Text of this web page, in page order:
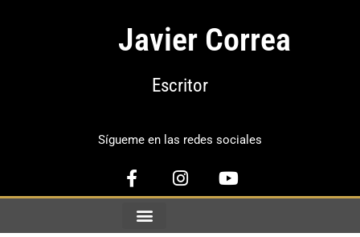
Javier Correa
Escritor
Sígueme en las redes sociales